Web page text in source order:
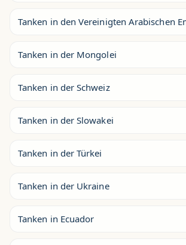
Tanken in den Vereinigten Arabischen
Tanken in der Mongolei
Tanken in der Schweiz
Tanken in der Slowakei
Tanken in der Türkei
Tanken in der Ukraine
Tanken in Ecuador